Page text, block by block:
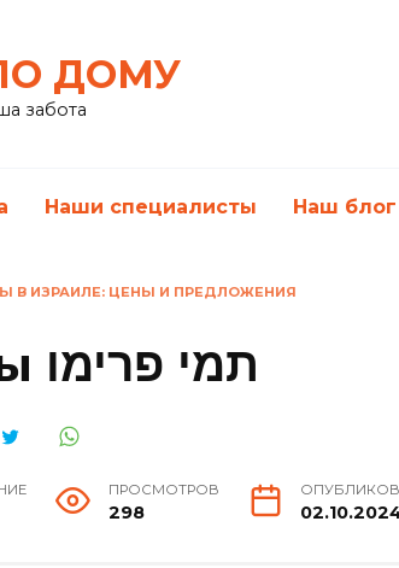
ДОМУ
забота
Наши специалисты Наш блог
В ИЗРАИЛЕ: ЦЕНЫ И ПРЕДЛОЖЕНИЯ
Мини Бары תמי פרימו
ПРОСМОТРОВ
298